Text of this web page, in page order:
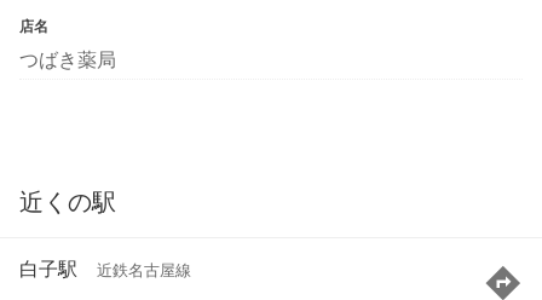
店名
つばき薬局
近くの駅
白子駅 近鉄名古屋線